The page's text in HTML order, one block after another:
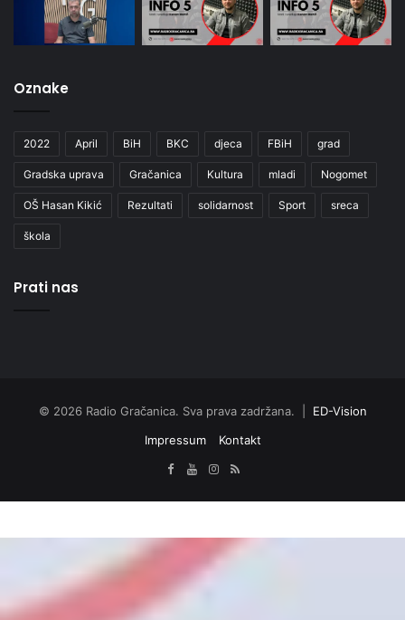
Oznake
2022 April BiH BKC djeca FBiH grad
Gradska uprava Gračanica Kultura mladi Nogomet
OŠ Hasan Kikić Rezultati solidarnost Sport sreca
škola
Prati nas
© 2026 Radio Gračanica. Sva prava zadržana. | ED-Vision
Impressum
Kontakt